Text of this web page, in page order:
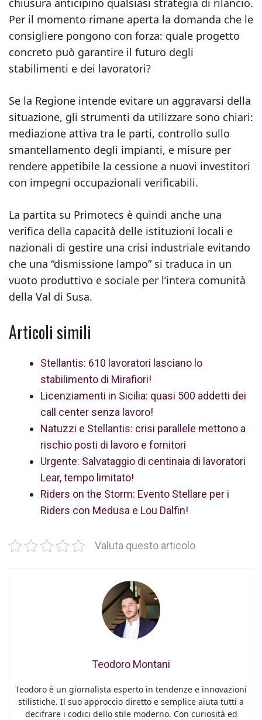
chiusura anticipino qualsiasi strategia di rilancio.
Per il momento rimane aperta la domanda che le
consigliere pongono con forza: quale progetto
concreto può garantire il futuro degli
stabilimenti e dei lavoratori?
Se la Regione intende evitare un aggravarsi della
situazione, gli strumenti da utilizzare sono chiari:
mediazione attiva tra le parti, controllo sullo
smantellamento degli impianti, e misure per
rendere appetibile la cessione a nuovi investitori
con impegni occupazionali verificabili.
La partita su Primotecs è quindi anche una
verifica della capacità delle istituzioni locali e
nazionali di gestire una crisi industriale evitando
che una “dismissione lampo” si traduca in un
vuoto produttivo e sociale per l’intera comunità
della Val di Susa.
Articoli simili
Stellantis: 610 lavoratori lasciano lo
stabilimento di Mirafiori!
Licenziamenti in Sicilia: quasi 500 addetti dei
call center senza lavoro!
Natuzzi e Stellantis: crisi parallele mettono a
rischio posti di lavoro e fornitori
Urgente: Salvataggio di centinaia di lavoratori
Lear, tempo limitato!
Riders on the Storm: Evento Stellare per i
Riders con Medusa e Lou Dalfin!
Valuta questo articolo
Teodoro Montani
Teodoro è un giornalista esperto in tendenze e innovazioni
stilistiche. Il suo approccio diretto e semplice aiuta tutti a
decifrare i codici dello stile moderno. Con curiosità ed